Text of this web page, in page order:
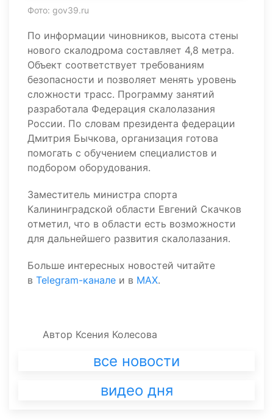
Фото: gov39.ru
По информации чиновников, высота стены
нового скалодрома составляет 4,8 метра.
Объект соответствует требованиям
безопасности и позволяет менять уровень
сложности трасс. Программу занятий
разработала Федерация скалолазания
России. По словам президента федерации
Дмитрия Бычкова, организация готова
помогать с обучением специалистов и
подбором оборудования.
Заместитель министра спорта
Калининградской области Евгений Скачков
отметил, что в области есть возможности
для дальнейшего развития скалолазания.
Больше интересных новостей читайте
в Telegram-канале и в MAX.
Автор Ксения Колесова
все новости
видео дня